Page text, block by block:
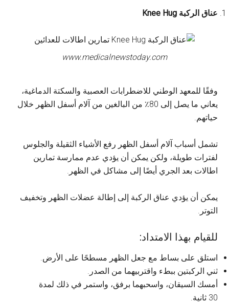
عناق الركبة Knee Hug
www.medicalnewstoday.com
وفقًا للمعهد الوطني للاضطرابات العصبية والسكتة الدماغية،
يعاني ما يصل إلى 80٪ من البالغين من آلام أسفل الظهر خلال
حياتهم.
تشمل أسباب آلام أسفل الظهر رفع الأشياء الثقيلة والجلوس
لفترات طويلة، ولكن يمكن أن يؤدي عدم ممارسة تمارين
اطالات بعد الجري أيضًا إلى مشاكل في الظهر.
يمكن أن يؤدي عناق الركبة إلى إطالة عضلات الظهر وتخفيف
التوتر.
للقيام بهذا الامتداد:
استلق على بساط مع جعل الظهر مسطحًا على الأرض.
ثني الركبتين ببطء واقتربيهما من الصدر.
أمسك السيقان، واسحبهما برفق، واستمر في ذلك لمدة
30 ثانية.